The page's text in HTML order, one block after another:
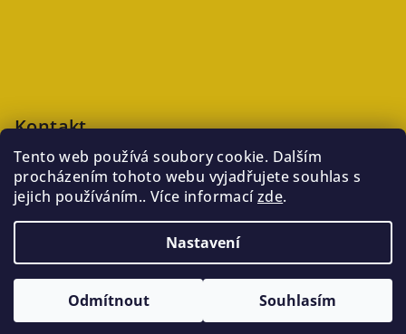
Tento web používá soubory cookie. Dalším
procházením tohoto webu vyjadřujete souhlas s
jejich používáním.. Více informacízde.
Nastavení
Odmítnout Souhlasím
Kontakt
veronika @kaftanlicious.cz
+420723126237
Copyright 2026Kaftanlicious. Všechna práva vyhrazena.
Vytvořil Shoptet